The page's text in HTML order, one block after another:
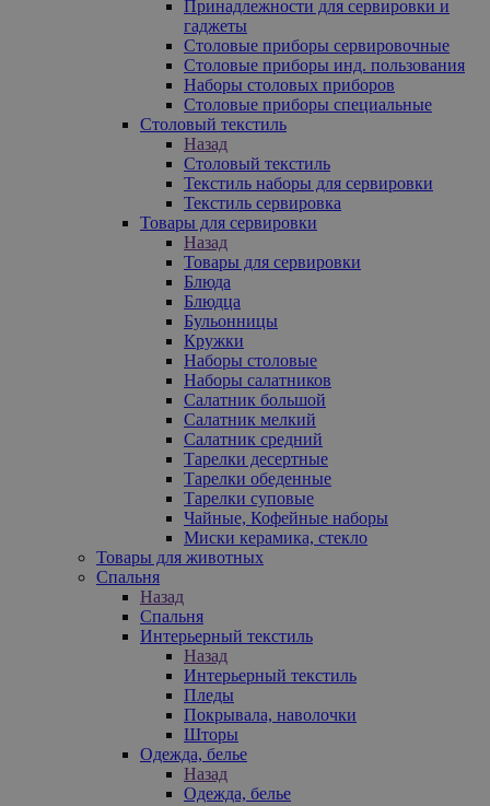
Принадлежности для сервировки и
гаджеты
Столовые приборы сервировочные
Столовые приборы инд. пользования
Наборы столовых приборов
Столовые приборы специальные
Столовый текстиль
Назад
Столовый текстиль
Текстиль наборы для сервировки
Текстиль сервировка
Товары для сервировки
Назад
Товары для сервировки
Блюда
Блюдца
Бульонницы
Кружки
Наборы столовые
Наборы салатников
Салатник большой
Салатник мелкий
Салатник средний
Тарелки десертные
Тарелки обеденные
Тарелки суповые
Чайные, Кофейные наборы
Миски керамика, стекло
Товары для животных
Спальня
Назад
Спальня
Интерьерный текстиль
Назад
Интерьерный текстиль
Пледы
Покрывала, наволочки
Шторы
Одежда, белье
Назад
Одежда, белье